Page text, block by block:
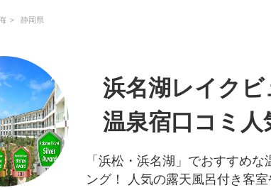
静岡県
浜名湖レイク
温泉宿口コミ
「浜松・浜名湖」でおすすめ
ング！ 人気の露天風呂付き客